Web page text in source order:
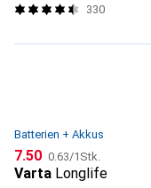
330
Batterien + Akkus
CHF
7.50 CHF
0.63/1Stk.
Varta Longlife